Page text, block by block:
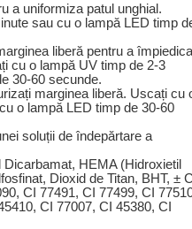
a uniformiza patul unghial.
sau cu o lampă LED timp
liberă pentru a împiedica
cu o lampă UV timp de 2-3
30-60 secunde.
marginea liberă. Uscați cu
o lampă LED timp de 30-60
soluții de îndepărtare a
Dicarbamat, HEMA (Hidroxietil
Dioxid de Titan, BHT, ±
CI 77491, CI 77499, CI
CI 77007, CI 45380, CI